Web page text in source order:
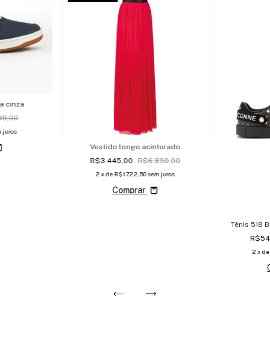
cinza
juros
Vestido longo acinturado
R$3.445,00 R$6.890,00
2 x deR$1.722,50 sem juros
Comprar
Tênis 518
2 x